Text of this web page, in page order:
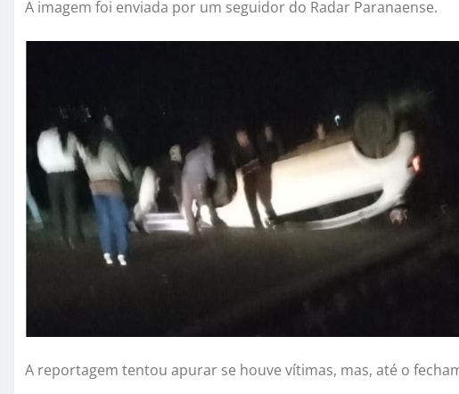
A imagem foi enviada por um seguidor do Radar Paranaense.
A reportagem tentou apurar se houve vítimas, mas, até o